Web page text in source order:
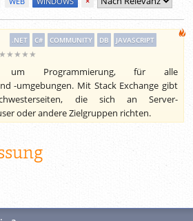
.NET C# COMMUNITY DB
JAVASCRIPT
um Programmierung, für alle
-umgebungen. Mit Stack Exchange gibt
die sich an Server-
oder andere Zielgruppen richten.